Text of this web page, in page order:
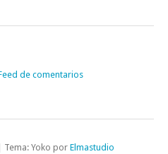
de comentarios
Tema: Yoko por Elmastudio